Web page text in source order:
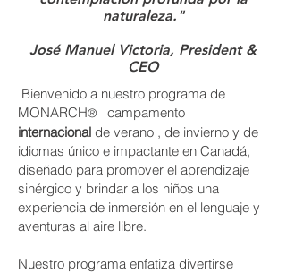
naturaleza."
José Manuel Victoria, President &
CEO
Bienvenido a nuestro programa de
MONARCH® campamento
internacional de verano , de invierno y de
idiomas único e impactante en Canadá,
diseñado para promover el aprendizaje
sinérgico y brindar a los niños una
experiencia de inmersión en el lenguaje y
aventuras al aire libre.
Nuestro programa enfatiza divertirse